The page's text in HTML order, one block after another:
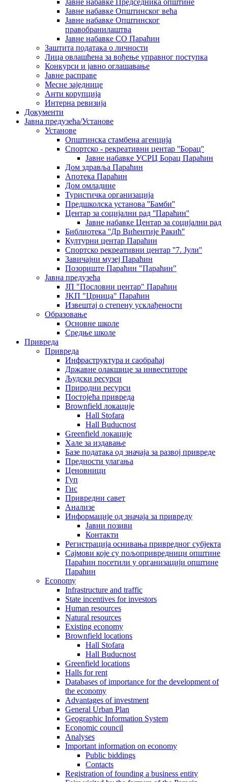
Јавне набавке Председника општине
Јавне набавке Општинског већа
Јавне набавке Општинског
правобранилаштва
Јавне набавке СО Параћин
Заштита података о личности
Лица овлашћена за вођење управног поступка
Конкурси и јавно оглашавање
Јавне расправе
Месне заједнице
Анти корупција
Интерна ревизија
Документи
Јавна предузећа/Установе
Установе
Општинскa стамбенa агенцијa
Спортско - рекреативни центар ''Борац''
Јавне набавке УСРЦ Борац Параћин
Дом здравља Параћин
Апотека Параћин
Дом омладине
Туристичка организација
Предшколска установа ''Бамби''
Центар за социјални рад ''Параћин''
Јавне набавке Центар за социјални рад
Библиотека ''Др Вићентије Ракић''
Културни центар Параћин
Спортско рекреативни центар ''7. Јули''
Завичајни музеј Параћин
Позориште Параћин "Параћин"
Јавна предузећа
ЈП "Пословни центар" Параћин
ЈKП "Црница" Параћин
Извештај о степену усклађености
Образовање
Основне школе
Средње школе
Привреда
Привреда
Инфраструктура и саобраћај
Државне олакшице за инвеститоре
Људски ресурси
Природни ресурси
Постојећа привреда
Brownfield локације
Hall Stofara
Hall Buducnost
Greenfield локације
Хале за издавање
Базе података од значаја за развој привреде
Предности улагања
Ценовници
Гуп
Гис
Привредни савет
Aнализе
Информације од значаја за привреду
Јавни позиви
Контакти
Регистрација оснивања привредног субјекта
Сајмови које су пољопривредници општине
Параћин посетили у организацији општине
Параћин
Economy
Infrastructure and traffic
State incentives for investors
Human resources
Natural resources
Existing economy
Brownfield locations
Hall Stofara
Hall Buducnost
Greenfield locations
Halls for rent
Databases of importance for the development of
the economy
Advantages of investment
General Urban Plan
Geographic Information System
Еconomic council
Analyses
Important information on economy
Public biddings
Contacts
Registration of founding a business entity